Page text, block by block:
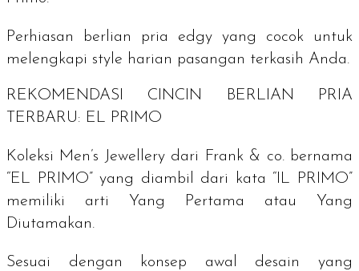
Perhiasan berlian pria edgy yang cocok untuk
melengkapi style harian pasangan terkasih Anda.
REKOMENDASI CINCIN BERLIAN PRIA
TERBARU: EL PRIMO
Koleksi Men’s Jewellery dari Frank & co. bernama
“EL PRIMO” yang diambil dari kata “IL PRIMO”
memiliki arti Yang Pertama atau Yang
Diutamakan.
Sesuai dengan konsep awal desain yang